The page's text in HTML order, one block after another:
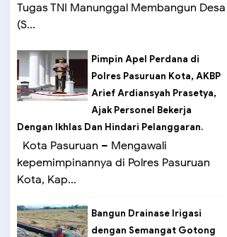
Tugas TNI Manunggal Membangun Desa
(S...
Pimpin Apel Perdana di
Polres Pasuruan Kota, AKBP
Arief Ardiansyah Prasetya,
Ajak Personel Bekerja
Dengan Ikhlas Dan Hindari Pelanggaran.
Kota Pasuruan – Mengawali
kepemimpinannya di Polres Pasuruan
Kota, Kap...
Bangun Drainase Irigasi
dengan Semangat Gotong